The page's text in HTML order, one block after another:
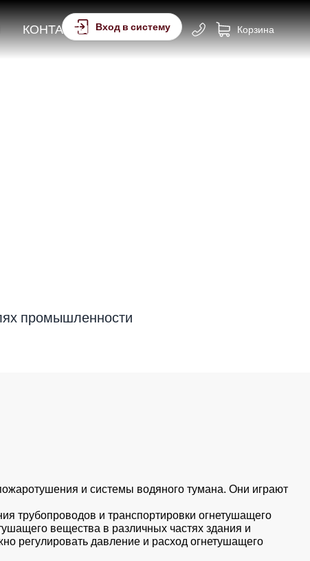
КОНТАКТЫ Вход в систему Корзина
промышленности
и системы водяного тумана. Они играют
трубопроводов и транспортировки огнетушащего
вещества в различных частях здания и
регулировать давление и расход огнетушащего